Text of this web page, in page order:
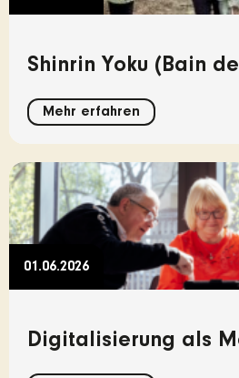
Shinrin Yoku (Bain
der Wald uns über
lehrt
Mehr erfahren
01.06.2026
Digitalisierung als
als Prüfung.